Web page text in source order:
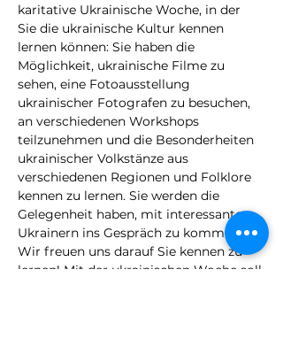
karitative Ukrainische Woche, in der
Sie die ukrainische Kultur kennen
lernen können: Sie haben die
Möglichkeit, ukrainische Filme zu
sehen, eine Fotoausstellung
ukrainischer Fotografen zu besuchen,
an verschiedenen Workshops
teilzunehmen und die Besonderheiten
ukrainischer Volkstänze aus
verschiedenen Regionen und Folklore
kennen zu lernen. Sie werden die
Gelegenheit haben, mit interessanten
Ukrainern ins Gespräch zu kommen
Wir freuen uns darauf Sie kennen zu
lernen! Mit der ukrainischen Woche soll